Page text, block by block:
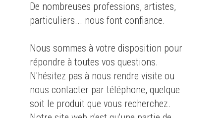
De nombreuses professions, artistes,
particuliers... nous font confiance.
Nous sommes à votre disposition pour
répondre à toutes vos questions.
N'hésitez pas à nous rendre visite ou
nous contacter par téléphone, quelque
soit le produit que vous recherchez.